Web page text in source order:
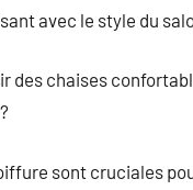
avec le style du
des chaises
sont cruciales